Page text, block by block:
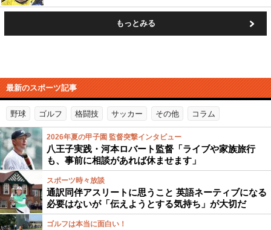
もっとみる
最新のスポーツ記事
野球 ゴルフ 格闘技 サッカー その他 コラム
2026年夏の甲子園 監督突撃インタビュー
八王子実践・河本ロバート監督「ライブや家族旅行
も、事前に相談があれば休ませます」
スポーツ時々放談
通訳同伴アスリートに思うこと 英語ネーティブになる
必要はないが「伝えようとする気持ち」が大切だ
ゴルフは本当に面白い！